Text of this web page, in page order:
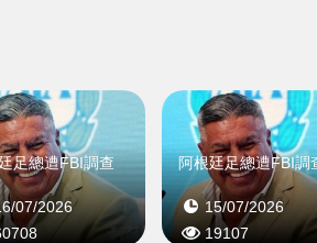
足總遭FBI調查
07/2026
阿根廷足總遭FBI調
15/07/2026
19107